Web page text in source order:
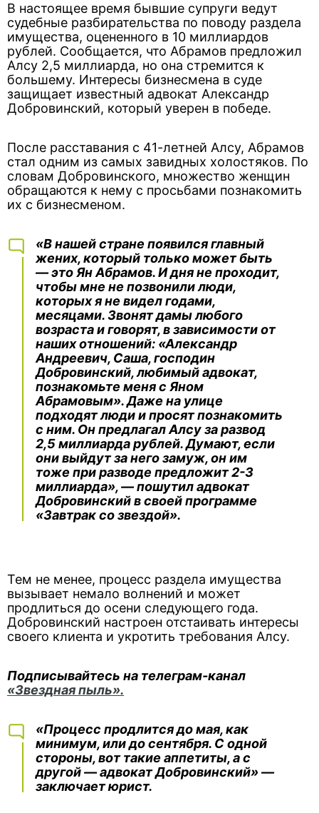
В настоящее время бывшие супруги ведут
судебные разбирательства по поводу раздела
имущества, оцененного в 10 миллиардов
рублей. Сообщается, что Абрамов предложил
Алсу 2,5 миллиарда, но она стремится к
большему. Интересы бизнесмена в суде
защищает известный адвокат Александр
Добровинский, который уверен в победе.
После расставания с 41-летней Алсу, Абрамов
стал одним из самых завидных холостяков. По
словам Добровинского, множество женщин
обращаются к нему с просьбами познакомить
их с бизнесменом.
«В нашей стране появился главный
жених, который только может быть
— это Ян Абрамов. И дня не проходит,
чтобы мне не позвонили люди,
которых я не видел годами,
месяцами. Звонят дамы любого
возраста и говорят, в зависимости от
наших отношений: «Александр
Андреевич, Саша, господин
Добровинский, любимый адвокат,
познакомьте меня с Яном
Абрамовым». Даже на улице
подходят люди и просят познакомить
с ним. Он предлагал Алсу за развод
2,5 миллиарда рублей. Думают, если
они выйдут за него замуж, он им
тоже при разводе предложит 2-3
миллиарда», — пошутил адвокат
Добровинский в своей программе
«Завтрак со звездой».
Тем не менее, процесс раздела имущества
вызывает немало волнений и может
продлиться до осени следующего года.
Добровинский настроен отстаивать интересы
своего клиента и укротить требования Алсу.
Подписывайтесь на телеграм-канал
«Звездная пыль».
«Процесс продлится до мая, как
минимум, или до сентября. С одной
стороны, вот такие аппетиты, а с
другой — адвокат Добровинский» —
заключает юрист.